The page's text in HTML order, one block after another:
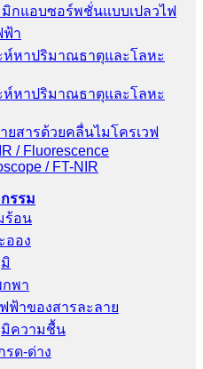
มิกแอบซอร์พชั่นแบบเปลวไฟ
ฟ้า
ห์หาปริมาณธาตุและโลหะ
ห์หาปริมาณธาตุและโลหะ
ยสารด้วยคลื่นไมโครเวฟ
/ Fluorescence
/ FT-NIR
รรม
ร้อน
ออง
กพา
ฟ้าของสารละลาย
ความชื้น
รด-ด่าง